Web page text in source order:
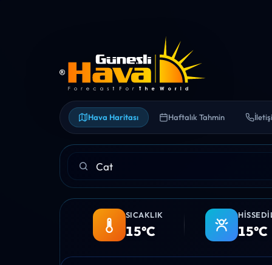
Hava Haritası Haftalık Tahmin
SICAKLIK
15°C 15°C
22:00 23:00 00:00 01:00